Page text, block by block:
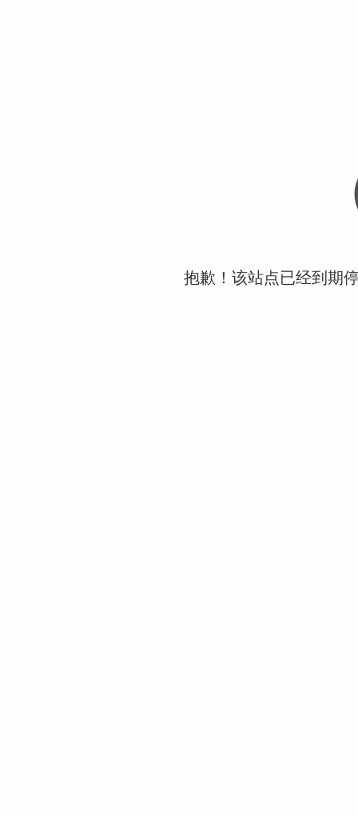
抱歉！该站点已经到期